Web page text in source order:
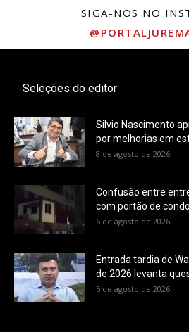
SIGA-NOS NO
Seleções do editor
Silvio Nascimento
por melhorias em
8 de agosto de 2026
Confusão entre
com portão de
6 de agosto de 2026
Entrada tardia de
de 2026 levanta
5 de agosto de 2026